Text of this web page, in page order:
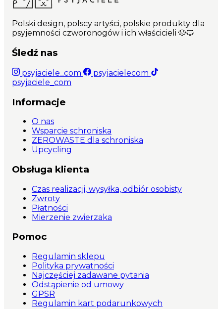
Ręcznie wykonana w Polsce; Unikalny wzór
Polski design, polscy artyści, polskie produkty dla
psyjemności czworonogów i ich właścicieli 🐶🐱
Śledź nas
psyjaciele_com
psyjacielecom
psyjaciele_com
Informacje
O nas
Wsparcie schroniska
ZEROWASTE dla schroniska
Upcycling
Obsługa klienta
Czas realizacji, wysyłka, odbiór osobisty
Zwroty
Płatności
Mierzenie zwierzaka
Pomoc
Regulamin sklepu
Polityka prywatności
Najczęściej zadawane pytania
Odstąpienie od umowy
GPSR
Regulamin kart podarunkowych